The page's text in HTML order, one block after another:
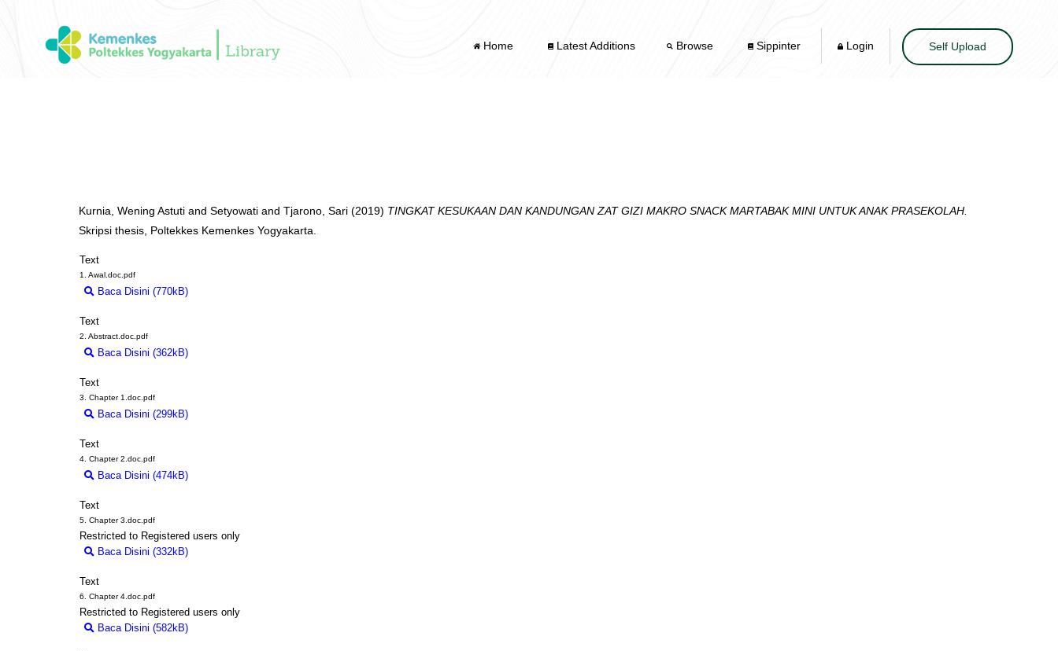
Home Latest Additions Browse Sippinter Login Self Upload
Kurnia, Wening Astuti and Setyowati and Tjarono, Sari (2019) TINGKAT KESUKAAN DAN KANDUNGAN ZAT GIZI MAKRO SNACK MARTABAK MINI UNTUK ANAK PRASEKOLAH.
Skripsi thesis, Poltekkes Kemenkes Yogyakarta.
Text
1. Awal.doc.pdf
Baca Disini (770kB)
Text
2. Abstract.doc.pdf
Baca Disini (362kB)
Text
3. Chapter 1.doc.pdf
Baca Disini (299kB)
Text
4. Chapter 2.doc.pdf
Baca Disini (474kB)
Text
5. Chapter 3.doc.pdf
Restricted to Registered users only
Baca Disini (332kB)
Text
6. Chapter 4.doc.pdf
Restricted to Registered users only
Baca Disini (582kB)